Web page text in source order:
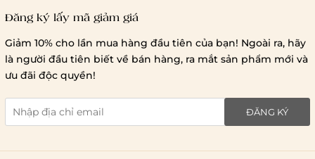
Lưu ý chung về chính sách vận chuyển
1 triệu đồng
giao hàng trong ngày
giao hàng tiêu chuẩn
miễn phí ship
toàn quốc.
Đăng ký lấy mã giảm giá
Giảm 10% cho lần mua hàng đầu tiên của bạn! Ngoài ra, hãy
là người đầu tiên biết về bán hàng, ra mắt sản phẩm mới và
ưu đãi độc quyền!
ĐĂNG KÝ